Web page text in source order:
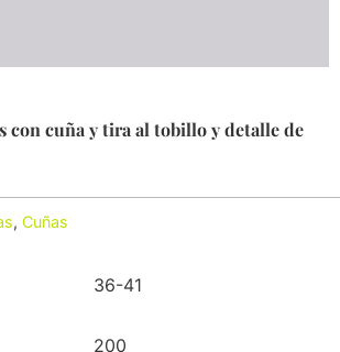
con cuña y tira al tobillo y detalle de
, Cuñas
36-41
200